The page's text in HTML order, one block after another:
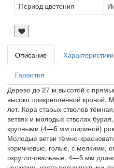
Период цветения
Описание Характеристики
Гарантия
Дерево до 27 м высотой с
высоко прикреплённой кроной.
лет. Кора старых стволов
ветвях и молодых стволах
крупными (4—5 мм шириной)
Молодые ветви тёмно-
коричневые, голые, с мелкими,
округло-овальные, 4—5 мм